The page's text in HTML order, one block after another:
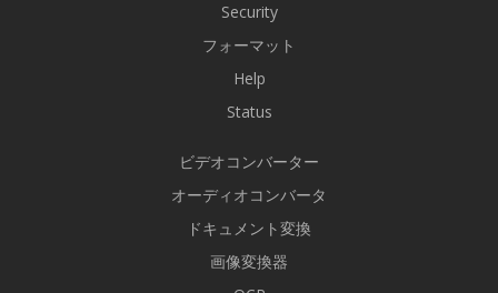
Security
フォーマット
Help
Status
ビデオコンバーター
オーディオコンバータ
ドキュメント変換
画像変換器